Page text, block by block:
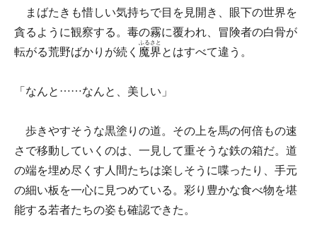
まばたきも惜しい気持ちで目を見開き、眼下の世界を
貪るように観察する。毒の霧に覆われ、冒険者の白骨が
転がる荒野ばかりが続く 魔界
ふるさと
とはすべて違う。
「なんと……なんと、美しい」
歩きやすそうな黒塗りの道。その上を馬の何倍もの速
さで移動していくのは、一見して重そうな鉄の箱だ。道
の端を埋め尽くす人間たちは楽しそうに喋ったり、手元
の細い板を一心に見つめている。彩り豊かな食べ物を堪
能する若者たちの姿も確認できた。